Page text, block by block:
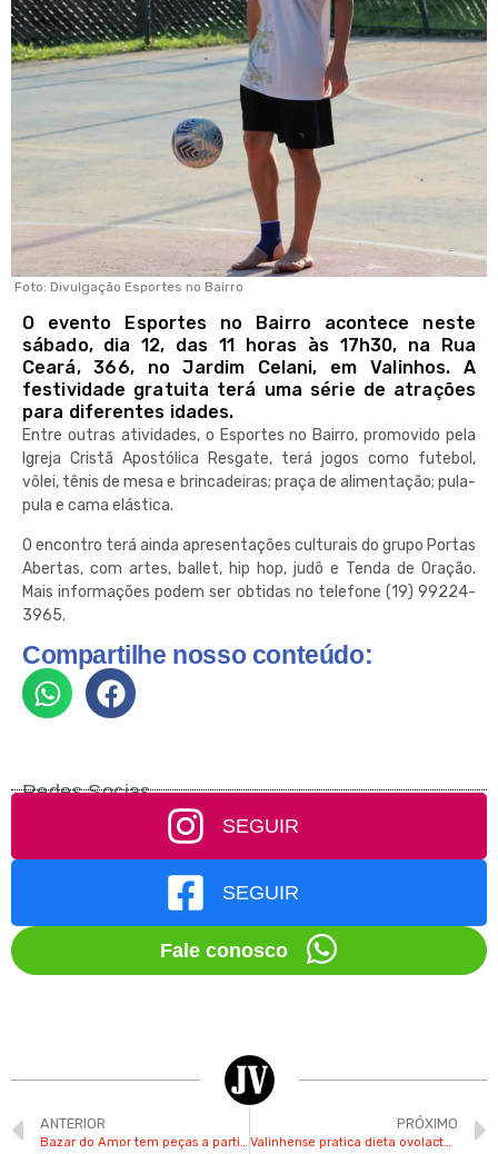
Foto: Divulgação Esportes no Bairro
O evento Esportes no Bairro acontece neste
sábado, dia 12, das 11 horas às 17h30, na Rua
Ceará, 366, no Jardim Celani, em Valinhos. A
festividade gratuita terá uma série de atrações
para diferentes idades.
Entre outras atividades, o Esportes no Bairro, promovido pela
Igreja Cristã Apostólica Resgate, terá jogos como futebol,
vôlei, tênis de mesa e brincadeiras; praça de alimentação; pula-
pula e cama elástica.
O encontro terá ainda apresentações culturais do grupo Portas
Abertas, com artes, ballet, hip hop, judô e Tenda de Oração.
Mais informações podem ser obtidas no telefone (19) 99224-
3965.
Compartilhe nosso conteúdo:
Redes Socias
SEGUIR
SEGUIR
Fale conosco
ANTERIOR
Bazar do Amor tem peças a partir de R$ 3 com renda revertida para tratamento do cão Cris
PRÓXIMO
Valinhense pratica dieta ovolactovegetariana por uma alimentação mais consciente